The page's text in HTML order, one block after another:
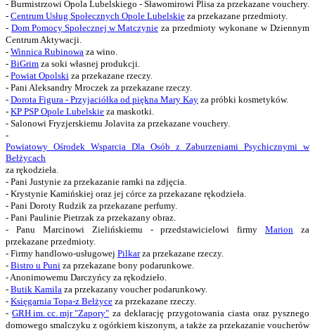
- Burmistrzowi Opola Lubelskiego - Sławomirowi Plisa za przekazane vouchery.
- Centrum Usług Społecznych Opole Lubelskie za przekazane przedmioty.
- Dom Pomocy Społecznej w Matczynie za przedmioty wykonane w Dziennym
Centrum Aktywacji.
- Winnica Rubinowa za wino.
- BiGrim za soki własnej produkcji.
- Powiat Opolski za przekazane rzeczy.
- Pani Aleksandry Mroczek za przekazane rzeczy.
- Dorota Figura - Przyjaciółka od piękna Mary Kay za próbki kosmetyków.
- KP PSP Opole Lubelskie za maskotki.
- Salonowi Fryzjerskiemu Jolavita za przekazane vouchery.
-
Powiatowy Ośrodek Wsparcia Dla Osób z Zaburzeniami Psychicznymi w
Bełżycach
za rękodzieła.
- Pani Justynie za przekazanie ramki na zdjęcia.
- Krystynie Kamińskiej oraz jej córce za przekazane rękodzieła.
- Pani Doroty Rudzik za przekazane perfumy.
- Pani Paulinie Pietrzak za przekazany obraz.
- Panu Marcinowi Zielińskiemu - przedstawicielowi firmyMarion za
przekazane przedmioty.
- Firmy handlowo-usługowej Pilkarza przekazane rzeczy.
- Bistro u Puni za przekazane bony podarunkowe.
- Anonimowemu Darczyńcy za rękodzieło.
- Butik Kamila za przekazany voucher podarunkowy.
- Księgarnia Topa-z Bełżyce za przekazane rzeczy.
- GRH im. cc. mjr "Zapory" za deklarację przygotowania ciasta oraz pysznego
domowego smalczyku z ogórkiem kiszonym, a także za przekazanie voucherów